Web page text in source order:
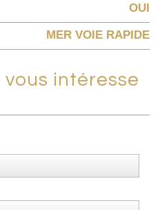
OUI
MER VOIE RAPIDE
vous intéresse